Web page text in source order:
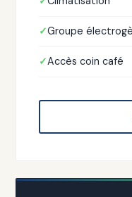
Groupe
Accès coin café